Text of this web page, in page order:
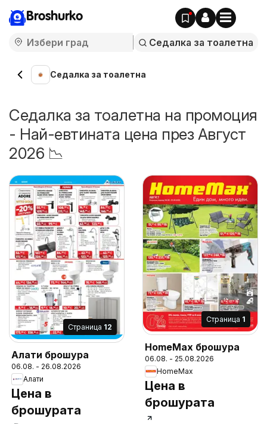
Broshurko
Седалка за тоалетна
Седалка за тоалетна на промоция
- Най-евтината цена през Август
2026 📉
Cтраница 12
Алати брошура
06.08. - 26.08.2026
Алати
Цена в
брошурата
Cтраница 1
HomeMax брошура
06.08. - 25.08.2026
HomeMax
Цена в
брошурата